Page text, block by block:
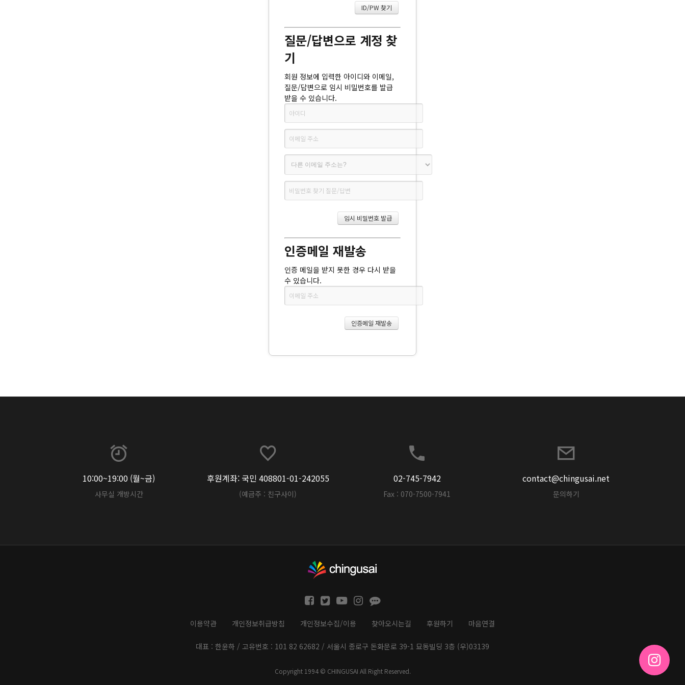
질문/답변으로 계정 찾
기
회원 정보에 입력한 아이디와 이메일,
질문/답변으로 임시 비밀번호를 발급
받을 수 있습니다.
인증메일 재발송
인증 메일을 받지 못한 경우 다시 받을
수 있습니다.
10:00~19:00 (월~금)
사무실 개방시간
후원계좌: 국민 408801-01-242055
(예금주 : 친구사이)
02-745-7942
Fax : 070-7500-7941
contact@chingusai.net
문의하기
이용약관 개인정보취급방침 개인정보수집/이용 찾아오시는길 후원하기 마음연결
대표 : 한윤하 / 고유번호 : 101 82 62682 / 서울시 종로구 돈화문로 39-1 묘동빌딩 3층 (우)03139
Copyright 1994 © CHINGUSAI All Right Reserved.